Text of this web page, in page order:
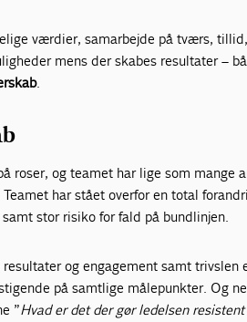
værdier, samarbejde på tværs,
mens der skabes resultater –
.
roser, og teamet har lige som mange
har stået overfor en total
stor risiko for fald på bundlinjen.
og engagement samt trivslen
på samtlige målepunkter. Og
”Hvad er det der gør ledelsen